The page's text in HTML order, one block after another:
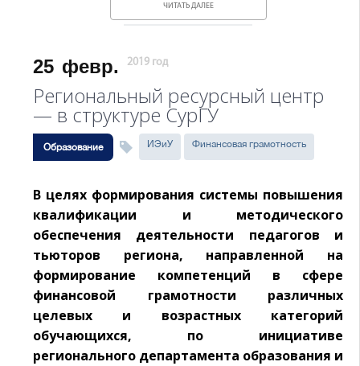
ЧИТАТЬ ДАЛЕЕ
25 февр. 2019 год
Региональный ресурсный центр
— в структуре СурГУ
Образование ИЭиУ Финансовая грамотность
В целях формирования системы повышения
квалификации и методического
обеспечения деятельности педагогов и
тьюторов региона, направленной на
формирование компетенций в сфере
финансовой грамотности различных
целевых и возрастных категорий
обучающихся, по инициативе
регионального департамента образования и